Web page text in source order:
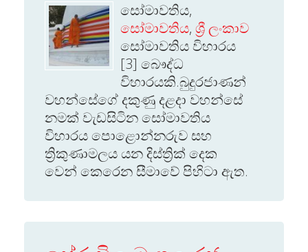
සෝමාවතිය,
සෝමාවතිය, ශ්‍රී ලංකාව
සෝමාවතිය විහාරය
[3] බෞද්ධ
විහාරයකි.බුදුරජාණන්
වහන්සේගේ දකුණු දළදා වහන්සේ
නමක් වැඩසිටින සෝමාවතිය
විහාරය පොළොන්නරුව සහ
ත්‍රිකුණාමලය යන දිස්ත්‍රික් දෙක
වෙන් කෙරෙන සීමාවේ පිහිටා ඇත.